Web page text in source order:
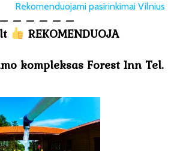
Rekomenduojami pasirinkimai Vilnius
– – – – –
REKOMENDUOJA
kompleksas Forest Inn Tel.